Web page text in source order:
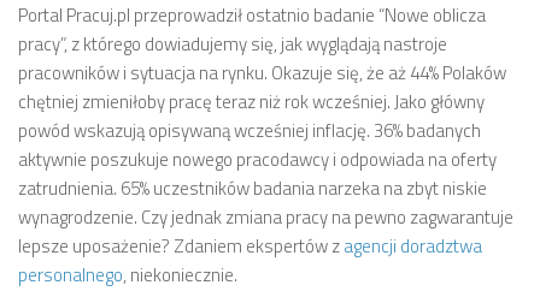
Portal Pracuj.pl przeprowadził ostatnio badanie “Nowe oblicza
pracy”, z którego dowiadujemy się, jak wyglądają nastroje
pracowników i sytuacja na rynku. Okazuje się, że aż 44% Polaków
chętniej zmieniłoby pracę teraz niż rok wcześniej. Jako główny
powód wskazują opisywaną wcześniej inflację. 36% badanych
aktywnie poszukuje nowego pracodawcy i odpowiada na oferty
zatrudnienia. 65% uczestników badania narzeka na zbyt niskie
wynagrodzenie. Czy jednak zmiana pracy na pewno zagwarantuje
lepsze uposażenie? Zdaniem ekspertów zagencji doradztwa
personalnego, niekoniecznie.